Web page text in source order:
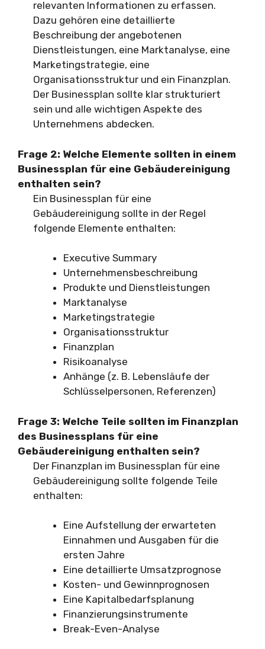
relevanten Informationen zu erfassen.
Dazu gehören eine detaillierte
Beschreibung der angebotenen
Dienstleistungen, eine Marktanalyse, eine
Marketingstrategie, eine
Organisationsstruktur und ein Finanzplan.
Der Businessplan sollte klar strukturiert
sein und alle wichtigen Aspekte des
Unternehmens abdecken.
Frage 2: Welche Elemente sollten in einem
Businessplan für eine Gebäudereinigung
enthalten sein?
Ein Businessplan für eine
Gebäudereinigung sollte in der Regel
folgende Elemente enthalten:
Executive Summary
Unternehmensbeschreibung
Produkte und Dienstleistungen
Marktanalyse
Marketingstrategie
Organisationsstruktur
Finanzplan
Risikoanalyse
Anhänge (z. B. Lebensläufe der
Schlüsselpersonen, Referenzen)
Frage 3: Welche Teile sollten im Finanzplan
des Businessplans für eine
Gebäudereinigung enthalten sein?
Der Finanzplan im Businessplan für eine
Gebäudereinigung sollte folgende Teile
enthalten:
Eine Aufstellung der erwarteten
Einnahmen und Ausgaben für die
ersten Jahre
Eine detaillierte Umsatzprognose
Kosten- und Gewinnprognosen
Eine Kapitalbedarfsplanung
Finanzierungsinstrumente
Break-Even-Analyse